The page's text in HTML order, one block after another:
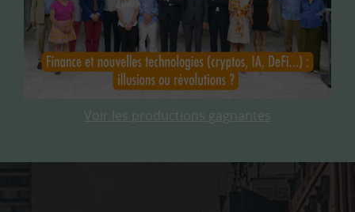
Voir les productions gagnantes